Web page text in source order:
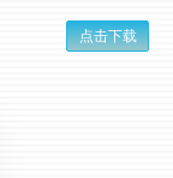
点击下载